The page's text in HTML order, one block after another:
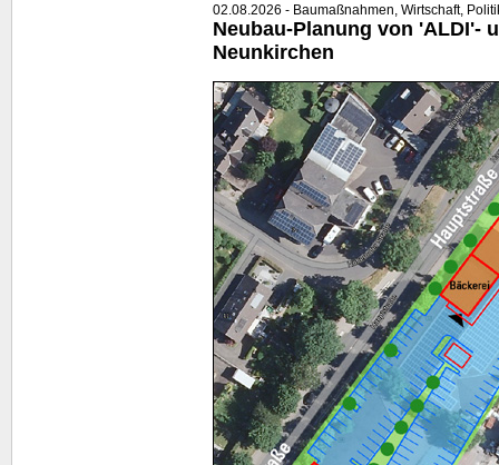
02.08.2026 - Baumaßnahmen, Wirtschaft,
Neubau-Planung von 'ALDI'-
Neunkirchen